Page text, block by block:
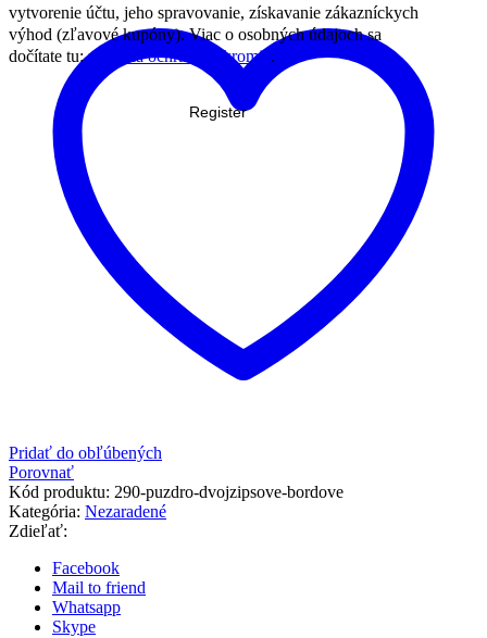
vytvorenie účtu, jeho spravovanie, získavanie zákazníckych
výhod (zľavové kupóny). Viac o osobných údajoch sa
dočítate tu:pravidlá ochrany súkromia .
Register
Pridať do obľúbených
Porovnať
Kód produktu: 290-puzdro-dvojzipsove-bordove
Kategória: Nezaradené
Zdieľať:
Facebook
Mail to friend
Whatsapp
Skype